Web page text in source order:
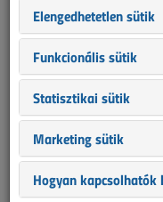
Elengedhetetlen sütik
Funkcionális sütik
Statisztikai sütik
Marketing sütik
Hogyan